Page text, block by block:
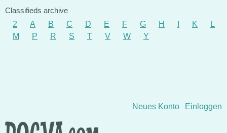
Classifieds archive
2
A B C D E F G H K
L
M
P R S T V W Y
Direkt zum Inhalt wechseln
Neues Konto Einloggen